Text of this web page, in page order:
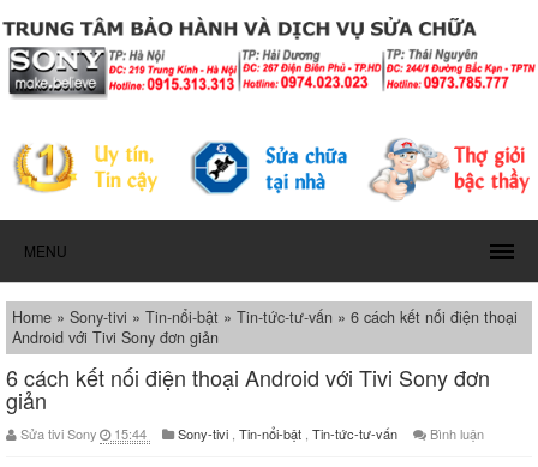
MENU
Home » Sony-tivi » Tin-nổi-bật » Tin-tức-tư-vấn » 6 cách kết nối điện thoại
Android với Tivi Sony đơn giản
6 cách kết nối điện thoại Android với Tivi Sony đơn
giản
Sửa tivi Sony 15:44 Sony-tivi , Tin-nổi-bật , Tin-tức-tư-vấn Bình luận